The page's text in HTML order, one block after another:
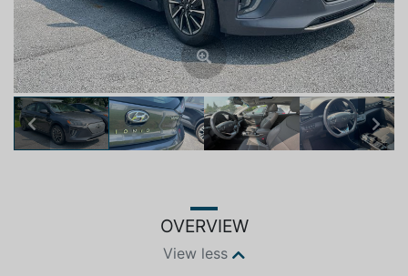
Previous Next
OVERVIEW
View less